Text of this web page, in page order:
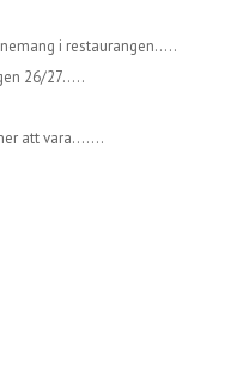
i restaurangen…..
26/27…..
att vara…….